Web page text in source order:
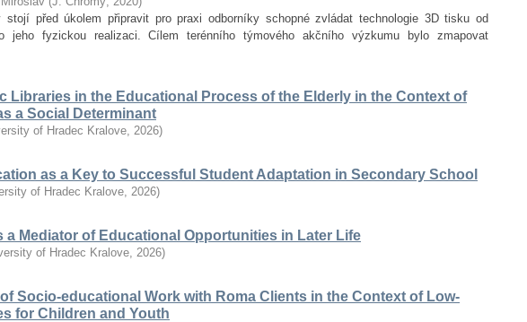
stojí před úkolem připravit pro praxi odborníky schopné zvládat technologie 3D tisku od
jeho fyzickou realizaci. Cílem terénního týmového akčního výzkumu bylo zmapovat
Libraries in the Educational Process of the Elderly in the Context of
a Social Determinant
of Hradec Kralove, 2026)
as a Key to Successful Student Adaptation in Secondary School
of Hradec Kralove, 2026)
a Mediator of Educational Opportunities in Later Life
of Hradec Kralove, 2026)
Socio-educational Work with Roma Clients in the Context of Low-
for Children and Youth